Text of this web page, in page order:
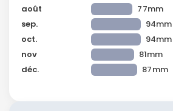
août
77mm
sep.
94mm
oct.
94mm
nov
81mm
déc.
87mm